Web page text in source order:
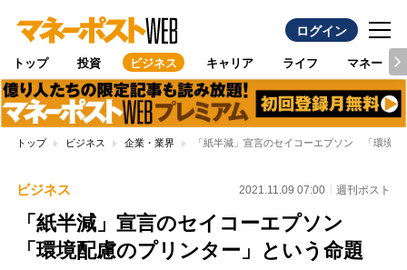
ログイン
トップ 投資 ビジネス キャリア ライフ マネー
トップ ビジネス 企業・業界 「紙半減」宣言のセイコーエプソン 「環境
ビジネス 2021.11.09 07:00 週刊ポスト
「紙半減」宣言のセイコーエプソン
「環境配慮のプリンター」という命題